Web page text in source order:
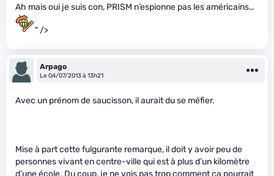
Ah mais oui je suis con, PRISM n’espionne pas les américains…
" />
Arpago
Le 04/07/2013 à 13h21
Avec un prénom de saucisson, il aurait du se méfier.
Mise à part cette fulgurante remarque, il doit y avoir peu de
personnes vivant en centre-ville qui est à plus d’un kilomètre